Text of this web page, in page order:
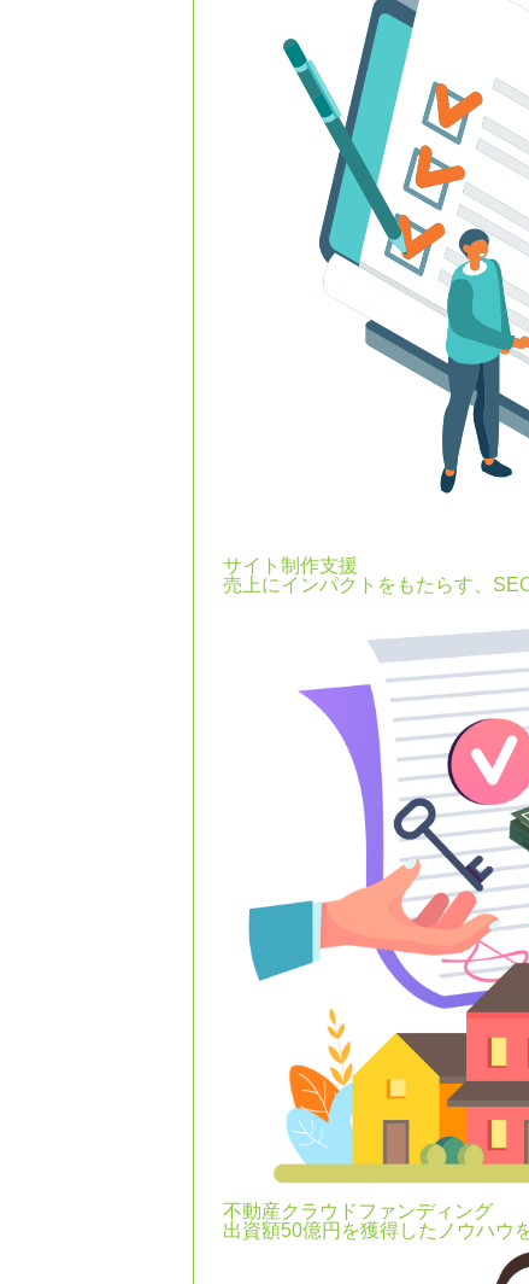
サイト制作支援
売上にインパクトをもたらす、
不動産クラウドファンディング
出資額50億円を獲得したノウハウ